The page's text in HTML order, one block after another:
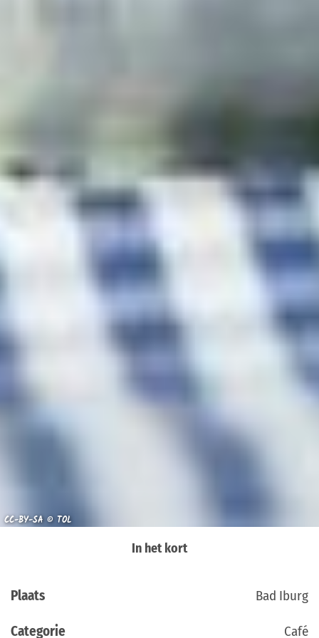
CC-BY-SA © TOL
In het kort
Plaats Bad Iburg
Categorie Café